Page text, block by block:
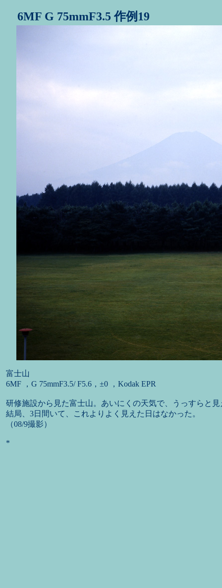
6MF G 75mmF3.5 作例19
富士山
6MF ，G 75mmF3.5/ F5.6，±0 ，Kodak EPR
研修施設から見た富士山。あいにくの天気で、うっすらと
結局、3日間いて、これよりよく見えた日はなかった。
（08/9撮影）
*